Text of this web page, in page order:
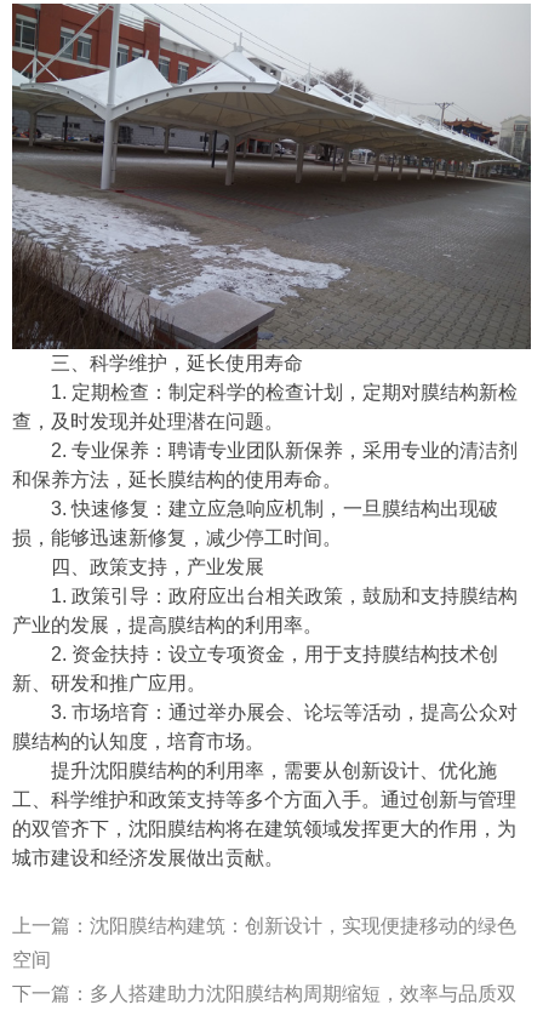
三、科学维护，延长使用寿命
1. 定期检查：制定科学的检查计划，定期对膜结构新检
查，及时发现并处理潜在问题。
2. 专业保养：聘请专业团队新保养，采用专业的清洁剂
和保养方法，延长膜结构的使用寿命。
3. 快速修复：建立应急响应机制，一旦膜结构出现破
损，能够迅速新修复，减少停工时间。
四、政策支持，产业发展
1. 政策引导：政府应出台相关政策，鼓励和支持膜结构
产业的发展，提高膜结构的利用率。
2. 资金扶持：设立专项资金，用于支持膜结构技术创
新、研发和推广应用。
3. 市场培育：通过举办展会、论坛等活动，提高公众对
膜结构的认知度，培育市场。
提升沈阳膜结构的利用率，需要从创新设计、优化施
工、科学维护和政策支持等多个方面入手。通过创新与管理
的双管齐下，沈阳膜结构将在建筑领域发挥更大的作用，为
城市建设和经济发展做出贡献。
上一篇： 沈阳膜结构建筑：创新设计，实现便捷移动的绿色
空间
下一篇： 多人搭建助力沈阳膜结构周期缩短，效率与品质双